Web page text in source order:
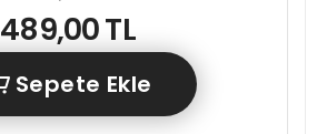
489,00 TL
Sepete Ekle